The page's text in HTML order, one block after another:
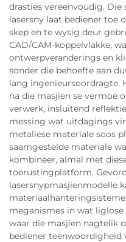
drasties vereenvoudig.
lasersny laat bediener toe
skep en te wysig deur
CAD/CAM-koppelvlakke,
ontwerpveranderings en
sonder die behoefte aan
lang ingenieursoordragte.
na die masjien se vermoë
verwerk, insluitend
messing wat uitdagings
metaliese materiale soos
saamgestelde materiale
kombineer, almal met
toerustingplatform.
lasersnypmasjienmodelle
meganismes in wat
waar die masjien nagtelik
bediener